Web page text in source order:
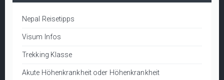
Nepal Reisetipps
Visum Infos
Trekking Klasse
Akute Höhenkrankheit oder Höhenkrankheit